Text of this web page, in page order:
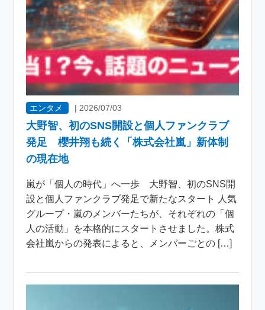
エンタメ | 2026/07/03
大野智、初のSNS開設と個人ファンクラブ
発足 櫻井翔も続く「株式会社嵐」新体制
の現在地
嵐が「個人の時代」へ一歩 大野智、初のSNS開
設と個人ファンクラブ発足で新たなスタート 人気
グループ・嵐のメンバーたちが、それぞれの「個
人の活動」を本格的にスタートさせました。株式
会社嵐からの発表によると、メンバーごとの […]